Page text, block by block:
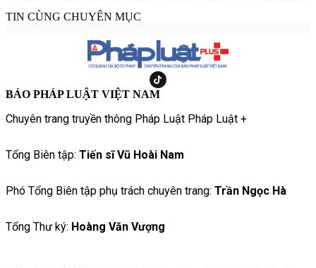
TIN CÙNG CHUYÊN MỤC
BÁO PHÁP LUẬT VIỆT NAM
Chuyên trang truyền thông Pháp Luật Pháp Luật +
Tổng Biên tập: Tiến sĩ Vũ Hoài Nam
Phó Tổng Biên tập phụ trách chuyên trang: Trần Ngọc Hà
Tổng Thư ký: Hoàng Văn Vượng